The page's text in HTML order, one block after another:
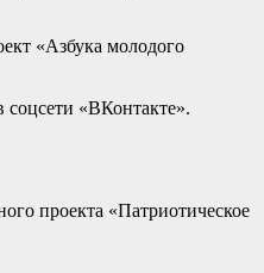
«Азбука молодого
соцсети «ВКонтакте».
проекта «Патриотическое